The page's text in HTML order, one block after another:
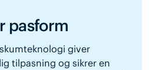
pasform
giver
tilpasning og sikrer en